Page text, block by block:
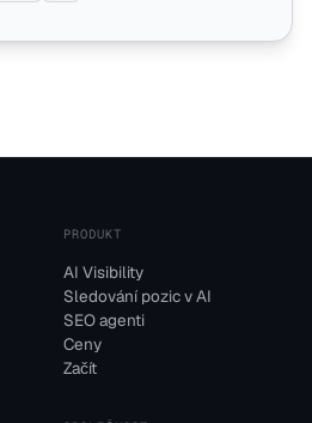
PRODUKT
AI Visibility
Sledování pozic v AI
SEO agenti
Ceny
Začít